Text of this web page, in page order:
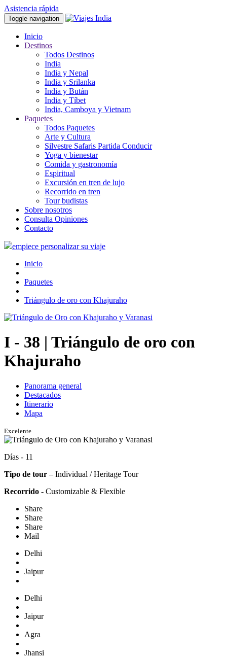
Asistencia rápida
Toggle navigation
Inicio
Destinos
Todos Destinos
India
India y Nepal
India y Srilanka
India y Bután
India y Tíbet
India, Camboya y Vietnam
Paquetes
Todos Paquetes
Arte y Cultura
Silvestre Safaris Partida Conducir
Yoga y bienestar
Comida y gastronomía
Espiritual
Excursión en tren de lujo
Recorrido en tren
Tour budistas
Sobre nosotros
Consulta Opiniones
Contacto
empiece personalizar su viaje
Inicio
Paquetes
Triángulo de oro con Khajuraho
I - 38 | Triángulo de oro con
Khajuraho
Panorama general
Destacados
Itinerario
Mapa
Excelente
Días - 11
Tipo de tour – Individual / Heritage Tour
Recorrido - Customizable & Flexible
Share
Share
Share
Mail
Delhi
Jaipur
Delhi
Jaipur
Agra
Jhansi